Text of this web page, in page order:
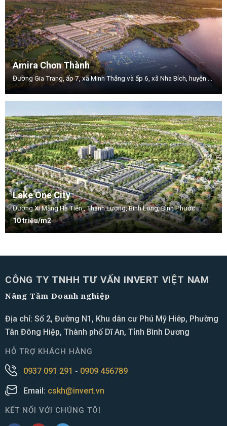
Amira Chơn Thành
Đường Gia Trang, ấp 7, xã Minh Thắng và ấp 6, xã Nha Bích, huyện Chơn Thành, tỉnh Bình Phước
Lake One City
Đường Xi Măng Hà Tiên , Thanh Lương, Bình Long, Bình Phước
10 triệu/m2
CÔNG TY TNHH TƯ VẤN INVERT VIỆT NAM
Nâng Tầm Doanh nghiệp
Địa chỉ: Số 2, Đường N1, Khu dân cư Phú Mỹ Hiêp, Phường
Tân Đông Hiệp, Thành phố Dĩ An, Tỉnh Bình Dương
HỖ TRỢ KHÁCH HÀNG
0937 091 291 - 0909 456789
Email: cskh@invert.vn
KẾT NỐI VỚI CHÚNG TÔI